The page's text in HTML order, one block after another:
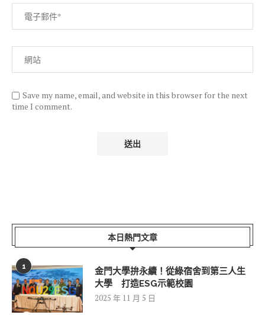
Save my name, email, and website in this browser for the next
time I comment.
本日熱門文章
1
金門大學拚永續！從綠宿舍到第三人生
大學 打造ESG示範校園
2025 年 11 月 5 日